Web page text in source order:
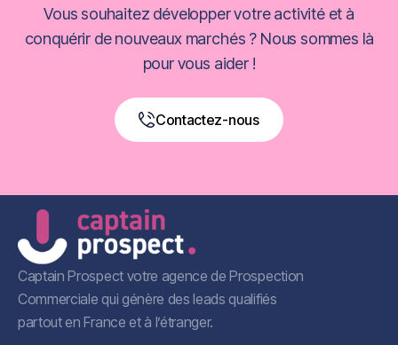
Vous souhaitez développer votre activité et à
conquérir de nouveaux marchés ? Nous sommes là
pour vous aider !
Contactez-nous
Book a Free Call
Captain Prospect votre agence de Prospection
Commerciale qui génère des leads qualifiés
partout en France et à l’étranger.